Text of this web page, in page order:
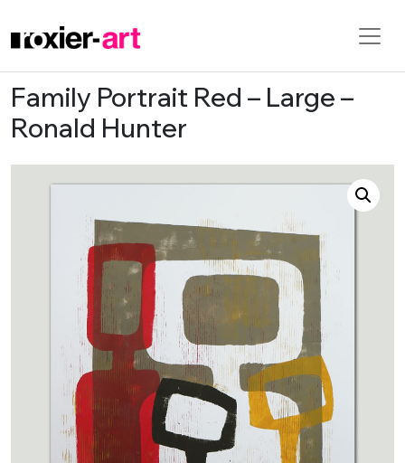
Skip to main content
Family Portrait Red – Large –
Ronald Hunter